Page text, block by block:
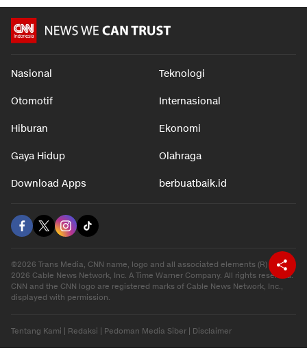
Nasional Teknologi
Otomotif Internasional
Hiburan Ekonomi
Gaya Hidup Olahraga
Download Apps berbuatbaik.id
©2026 Trans Media, CNN name, logo and all associated elements (R) and ©
2026 Cable News Network, Inc. A Time Warner Company. All rights reserved.
CNN and the CNN logo are registered marks of Cable News Network, Inc.,
displayed with permission.
Tentang Kami Redaksi Pedoman Media Siber Disclaimer